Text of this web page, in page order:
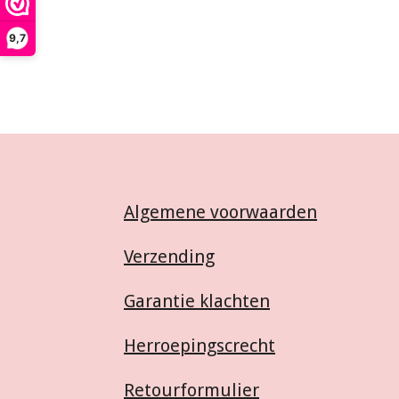
9,7
Algemene voorwaarden
Verzending
Garantie klachten
Herroepingscrecht
Retourformulier